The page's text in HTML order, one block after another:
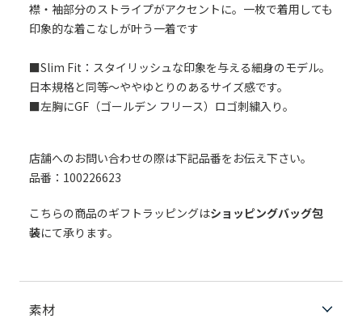
襟・袖部分のストライプがアクセントに。一枚で着用しても
印象的な着こなしが叶う一着です
■Slim Fit：スタイリッシュな印象を与える細身のモデル。
日本規格と同等～ややゆとりのあるサイズ感です。
■左胸にGF（ゴールデン フリース）ロゴ刺繍入り。
店舗へのお問い合わせの際は下記品番をお伝え下さい。
品番：100226623
こちらの商品のギフトラッピングはショッピングバッグ包
装にて承ります。
素材